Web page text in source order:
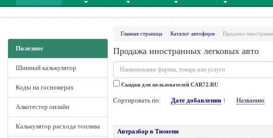
Полезное
Шинный калькулятор
Коды на госномерах
Алкотестер онлайн
Калькулятор расхода топлива
Главная страница Каталог автофирм Продажа
Продажа иностранных легковых авто
Cкидки для пользователей CAR72.RU
Сортировать по: Дате добавления ↑ Названию
Автразбор в Тюмени